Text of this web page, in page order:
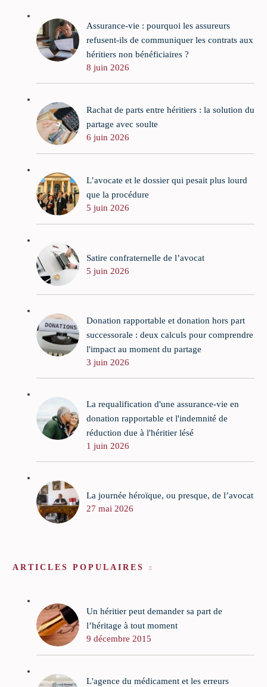
Assurance-vie : pourquoi les assureurs
refusent-ils de communiquer les contrats aux
héritiers non bénéficiaires ?
8 juin 2026
Rachat de parts entre héritiers : la solution du
partage avec soulte
6 juin 2026
L’avocate et le dossier qui pesait plus lourd
que la procédure
5 juin 2026
Satire confraternelle de l’avocat
5 juin 2026
Donation rapportable et donation hors part
successorale : deux calculs pour comprendre
l'impact au moment du partage
3 juin 2026
La requalification d'une assurance-vie en
donation rapportable et l'indemnité de
réduction due à l'héritier lésé
1 juin 2026
La journée héroïque, ou presque, de l’avocat
27 mai 2026
ARTICLES POPULAIRES
Un héritier peut demander sa part de
l’héritage à tout moment
9 décembre 2015
L'agence du médicament et les erreurs